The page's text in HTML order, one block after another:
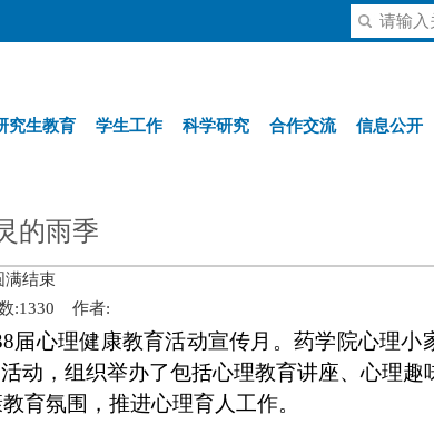
究生教育 学生工作 科学研究 合作交流 信息公开
的雨季
结束
:1330 作者:
届心理健康教育活动宣传月。药学院心理小
动，组织举办了包括心理教育讲座、心理趣
育氛围，推进心理育人工作。